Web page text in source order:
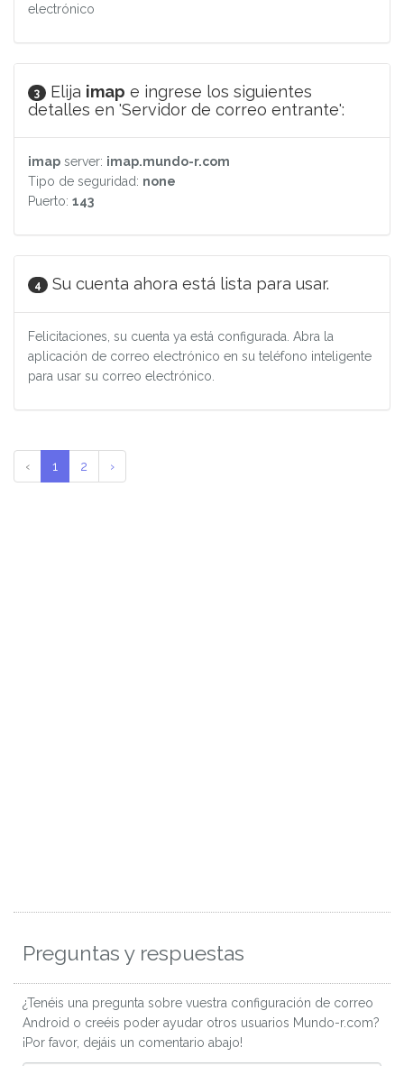
electrónico
3 Elija imap e ingrese los siguientes
detalles en 'Servidor de correo entrante':
imap server: imap.mundo-r.com
Tipo de seguridad: none
Puerto: 143
4 Su cuenta ahora está lista para usar.
Felicitaciones, su cuenta ya está configurada. Abra la
aplicación de correo electrónico en su teléfono inteligente
para usar su correo electrónico.
‹ 1 2 ›
Preguntas y respuestas
¿Tenéis una pregunta sobre vuestra configuración de correo
Android o creéis poder ayudar otros usuarios Mundo-r.com?
¡Por favor, dejáis un comentario abajo!